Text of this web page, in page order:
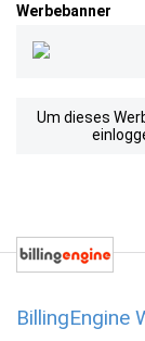
Werbebanner
Um dieses
BillingEngine